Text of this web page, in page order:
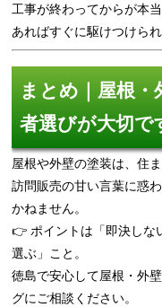
工事が終わってからが本
あればすぐに駆けつけら
まとめ｜屋根
者選びが大切で
屋根や外壁の塗装は、住
訪問販売の甘い言葉に惑
かねません。
👉 ポイントは「即決しな
選ぶ」こと。
徳島で安心して屋根・外
グにご相談ください。